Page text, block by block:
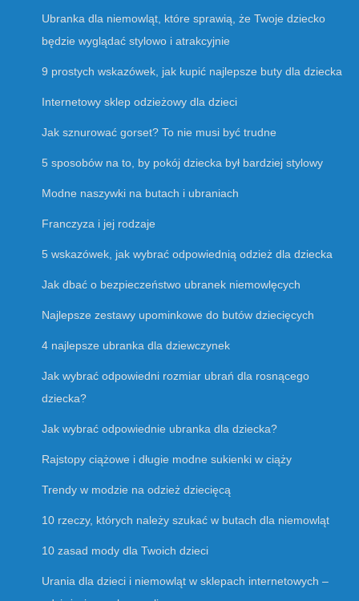
Ubranka dla niemowląt, które sprawią, że Twoje dziecko
będzie wyglądać stylowo i atrakcyjnie
9 prostych wskazówek, jak kupić najlepsze buty dla dziecka
Internetowy sklep odzieżowy dla dzieci
Jak sznurować gorset? To nie musi być trudne
5 sposobów na to, by pokój dziecka był bardziej stylowy
Modne naszywki na butach i ubraniach
Franczyza i jej rodzaje
5 wskazówek, jak wybrać odpowiednią odzież dla dziecka
Jak dbać o bezpieczeństwo ubranek niemowlęcych
Najlepsze zestawy upominkowe do butów dziecięcych
4 najlepsze ubranka dla dziewczynek
Jak wybrać odpowiedni rozmiar ubrań dla rosnącego
dziecka?
Jak wybrać odpowiednie ubranka dla dziecka?
Rajstopy ciążowe i długie modne sukienki w ciąży
Trendy w modzie na odzież dziecięcą
10 rzeczy, których należy szukać w butach dla niemowląt
10 zasad mody dla Twoich dzieci
Urania dla dzieci i niemowląt w sklepach internetowych –